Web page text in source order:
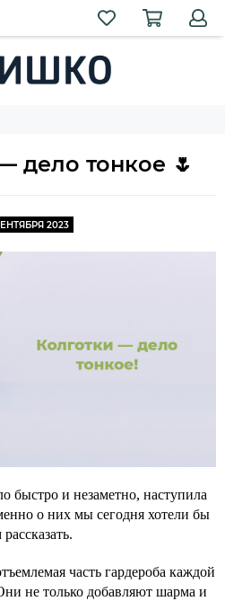
дело тонкое 🌷
2023
быстро и незаметно, наступила
о них мы сегодня хотели бы
часть гардероба каждой
не только добавляют шарма и